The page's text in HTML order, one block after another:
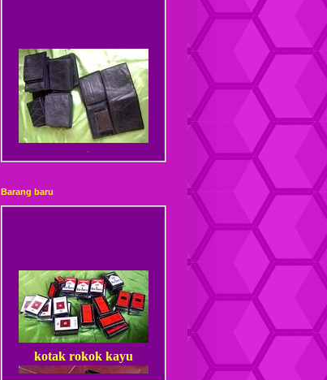
Dompet Kulit Sambung
Kancing
Barang baru
kotak rokok kayu